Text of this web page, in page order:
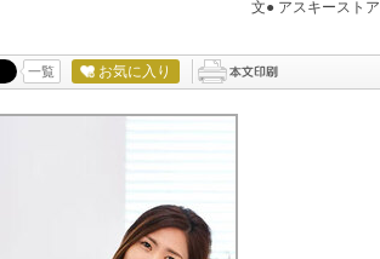
文● アスキーストア
一覧 お気に入り